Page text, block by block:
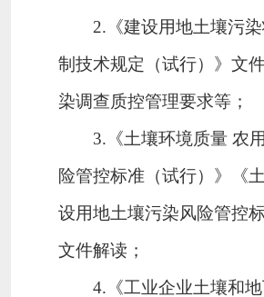
2. 《建设用地土壤污
制技术规定（试行）》文
染调查质控管理要求等；
3. 《土壤环境质量 农
险管控标准（试行）》《
设用地土壤污染风险管控
文件解读；
4. 《工业企业土壤和